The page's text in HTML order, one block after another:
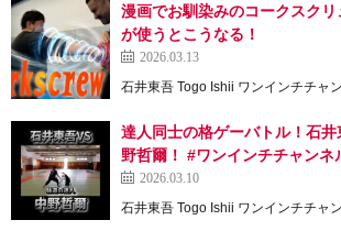
漫画でお馴染みのコークスク
が使うとこうなる！
2026.03.13
石井東吾 Togo Ishii ワンインチチャ
達人同士の格ゲーバトル！石
野哲爾！ #ワンインチチャンネ
2026.03.10
石井東吾 Togo Ishii ワンインチチャ